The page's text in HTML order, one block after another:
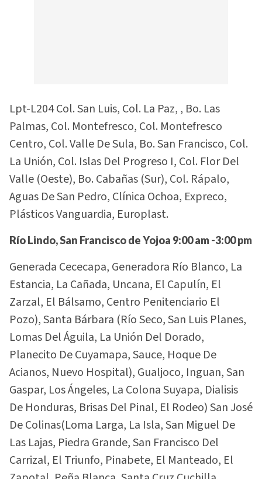
Lpt-L204 Col. San Luis, Col. La Paz, , Bo. Las
Palmas, Col. Montefresco, Col. Montefresco
Centro, Col. Valle De Sula, Bo. San Francisco, Col.
La Unión, Col. Islas Del Progreso I, Col. Flor Del
Valle (Oeste), Bo. Cabañas (Sur), Col. Rápalo,
Aguas De San Pedro, Clínica Ochoa, Expreco,
Plásticos Vanguardia, Europlast.
Río Lindo, San Francisco de Yojoa 9:00 am -3:00 pm
Generada Cececapa, Generadora Río Blanco, La
Estancia, La Cañada, Uncana, El Capulín, El
Zarzal, El Bálsamo, Centro Penitenciario El
Pozo), Santa Bárbara (Río Seco, San Luis Planes,
Lomas Del Águila, La Unión Del Dorado,
Planecito De Cuyamapa, Sauce, Hoque De
Acianos, Nuevo Hospital), Gualjoco, Inguan, San
Gaspar, Los Ángeles, La Colona Suyapa, Dialisis
De Honduras, Brisas Del Pinal, El Rodeo) San José
De Colinas(Loma Larga, La Isla, San Miguel De
Las Lajas, Piedra Grande, San Francisco Del
Carrizal, El Triunfo, Pinabete, El Manteado, El